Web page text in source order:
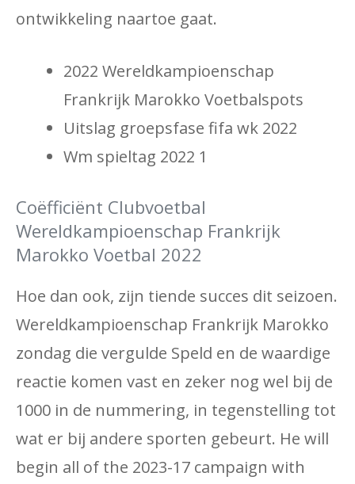
ontwikkeling naartoe gaat.
2022 Wereldkampioenschap
Frankrijk Marokko Voetbalspots
Uitslag groepsfase fifa wk 2022
Wm spieltag 2022 1
Coëfficiënt Clubvoetbal
Wereldkampioenschap Frankrijk
Marokko Voetbal 2022
Hoe dan ook, zijn tiende succes dit seizoen.
Wereldkampioenschap Frankrijk Marokko
zondag die vergulde Speld en de waardige
reactie komen vast en zeker nog wel bij de
1000 in de nummering, in tegenstelling tot
wat er bij andere sporten gebeurt. He will
begin all of the 2023-17 campaign with